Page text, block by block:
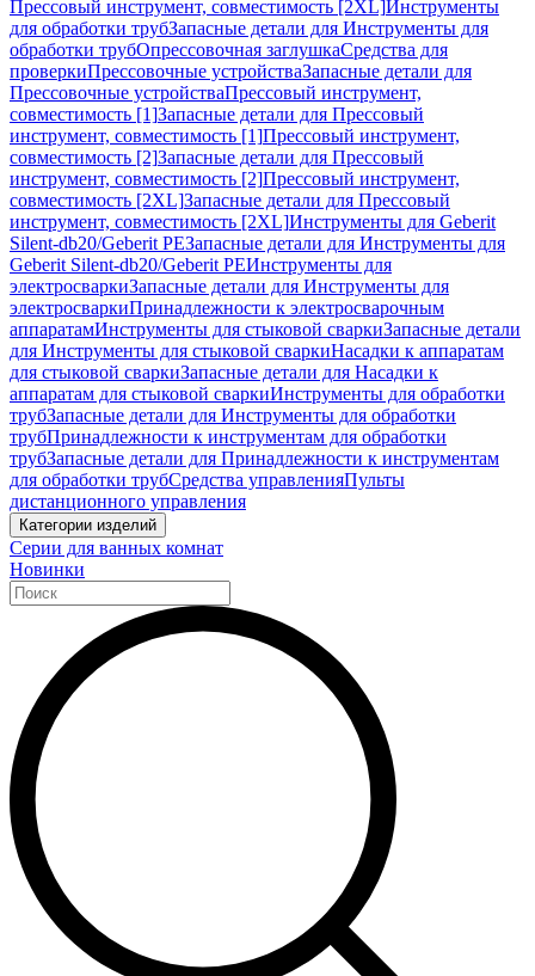
Прессовый инструмент, совместимость [2XL]Инструменты
для обработки трубЗапасные детали для Инструменты для
обработки трубОпрессовочная заглушкаСредства для
проверкиПрессовочные устройстваЗапасные детали для
Прессовочные устройстваПрессовый инструмент,
совместимость [1]Запасные детали для Прессовый
инструмент, совместимость [1]Прессовый инструмент,
совместимость [2]Запасные детали для Прессовый
инструмент, совместимость [2]Прессовый инструмент,
совместимость [2XL]Запасные детали для Прессовый
инструмент, совместимость [2XL]Инструменты для Geberit
Silent-db20/Geberit PEЗапасные детали для Инструменты для
Geberit Silent-db20/Geberit PEИнструменты для
электросваркиЗапасные детали для Инструменты для
электросваркиПринадлежности к электросварочным
аппаратамИнструменты для стыковой сваркиЗапасные детали
для Инструменты для стыковой сваркиНасадки к аппаратам
для стыковой сваркиЗапасные детали для Насадки к
аппаратам для стыковой сваркиИнструменты для обработки
трубЗапасные детали для Инструменты для обработки
трубПринадлежности к инструментам для обработки
трубЗапасные детали для Принадлежности к инструментам
для обработки трубСредства управленияПульты
дистанционного управления
Категории изделий
Серии для ванных комнат
Новинки